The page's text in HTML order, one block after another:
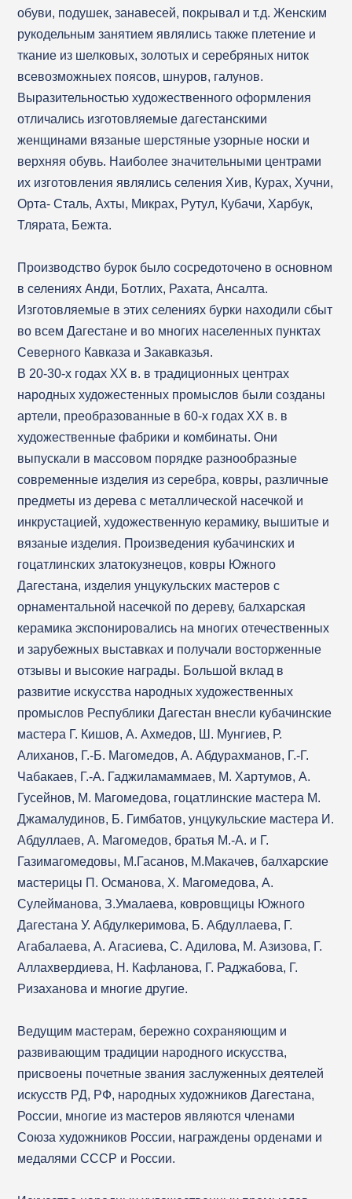
обуви, подушек, занавесей, покрывал и т.д. Женским
рукодельным занятием являлись также плетение и
ткание из шелковых, золотых и серебряных ниток
всевозможныех поясов, шнуров, галунов.
Выразительностью художественного оформления
отличались изготовляемые дагестанскими
женщинами вязаные шерстяные узорные носки и
верхняя обувь. Наиболее значительными центрами
их изготовления являлись селения Хив, Курах, Хучни,
Орта- Сталь, Ахты, Микрах, Рутул, Кубачи, Харбук,
Тлярата, Бежта.
Производство бурок было сосредоточено в основном
в селениях Анди, Ботлих, Рахата, Ансалта.
Изготовляемые в этих селениях бурки находили сбыт
во всем Дагестане и во многих населенных пунктах
Северного Кавказа и Закавказья.
В 20-30-х годах ХХ в. в традиционных центрах
народных художестенных промыслов были созданы
артели, преобразованные в 60-х годах ХХ в. в
художественные фабрики и комбинаты. Они
выпускали в массовом порядке разнообразные
современные изделия из серебра, ковры, различные
предметы из дерева с металлической насечкой и
инкрустацией, художественную керамику, вышитые и
вязаные изделия. Произведения кубачинских и
гоцатлинских златокузнецов, ковры Южного
Дагестана, изделия унцукульских мастеров с
орнаментальной насечкой по дереву, балхарская
керамика экспонировались на многих отечественных
и зарубежных выставках и получали восторженные
отзывы и высокие награды. Большой вклад в
развитие искусства народных художественных
промыслов Республики Дагестан внесли кубачинские
мастера Г. Кишов, А. Ахмедов, Ш. Мунгиев, Р.
Алиханов, Г.-Б. Магомедов, А. Абдурахманов, Г.-Г.
Чабакаев, Г.-А. Гаджиламаммаев, М. Хартумов, А.
Гусейнов, М. Магомедова, гоцатлинские мастера М.
Джамалудинов, Б. Гимбатов, унцукульские мастера И.
Абдуллаев, А. Магомедов, братья М.-А. и Г.
Газимагомедовы, М.Гасанов, М.Макачев, балхарские
мастерицы П. Османова, Х. Магомедова, А.
Сулейманова, З.Умалаева, ковровщицы Южного
Дагестана У. Абдулкеримова, Б. Абдуллаева, Г.
Агабалаева, А. Агасиева, С. Адилова, М. Азизова, Г.
Аллахвердиева, Н. Кафланова, Г. Раджабова, Г.
Ризаханова и многие другие.
Ведущим мастерам, бережно сохраняющим и
развивающим традиции народного искусства,
присвоены почетные звания заслуженных деятелей
искусств РД, РФ, народных художников Дагестана,
России, многие из мастеров являются членами
Союза художников России, награждены орденами и
медалями СССР и России.